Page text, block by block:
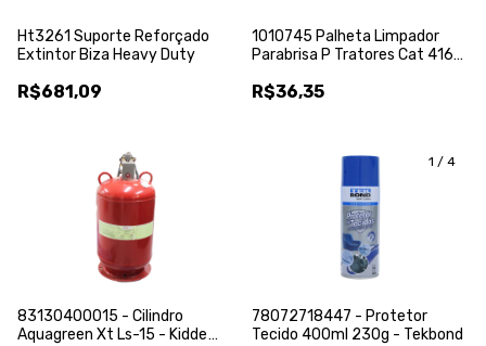
Ht3261 Suporte Reforçado
Extintor Biza Heavy Duty
R$681,09
1010745 Palheta Limpador
Parabrisa P Tratores Cat 416e
R$36,35
83130400015 - Cilindro
Aquagreen Xt Ls-15 - Kidde
1 / 4
78072718447 - Protetor
Tecido 400ml 230g - Tekbond